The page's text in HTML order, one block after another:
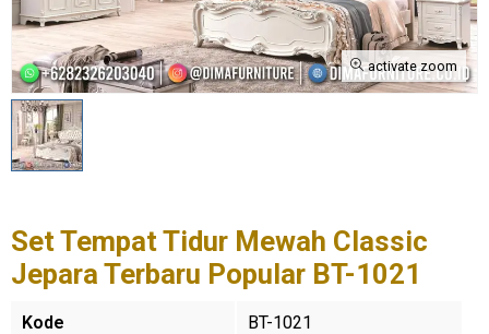
activate zoom
Set Tempat Tidur Mewah Classic
Jepara Terbaru Popular BT-1021
Kode BT-1021